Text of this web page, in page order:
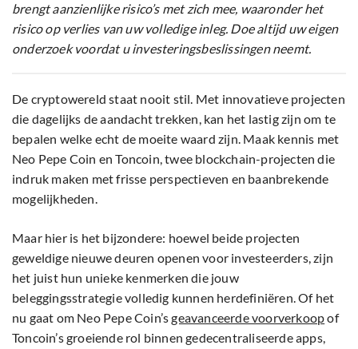
brengt aanzienlijke risico’s met zich mee, waaronder het
risico op verlies van uw volledige inleg. Doe altijd uw eigen
onderzoek voordat u investeringsbeslissingen neemt.
De cryptowereld staat nooit stil. Met innovatieve projecten
die dagelijks de aandacht trekken, kan het lastig zijn om te
bepalen welke echt de moeite waard zijn. Maak kennis met
Neo Pepe Coin en Toncoin, twee blockchain-projecten die
indruk maken met frisse perspectieven en baanbrekende
mogelijkheden.
Maar hier is het bijzondere: hoewel beide projecten
geweldige nieuwe deuren openen voor investeerders, zijn
het juist hun unieke kenmerken die jouw
beleggingsstrategie volledig kunnen herdefiniëren. Of het
nu gaat om Neo Pepe Coin’sgeavanceerde voorverkoopof
Toncoin’s groeiende rol binnen gedecentraliseerde apps,